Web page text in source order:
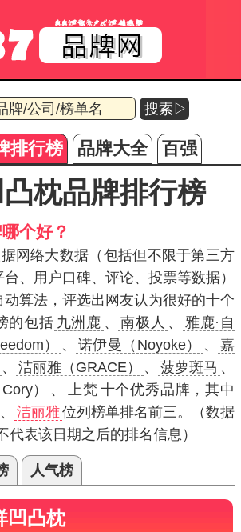
搜索▷
排行榜 品牌大全 百强
枕品牌排行榜
个好？
网络大数据（包括但不限于第三方
、用户口碑、评论、投票等数据）
算法，评选出网友认为很好的十个
的包括 九洲鹿 、 南极人 、
雅鹿·自
）
、 诺伊曼（Noyoke） 、
嘉
、 洁丽雅（GRACE） 、 菠萝斑马 、
） 、 上梵 十个优秀品牌，其中
、 洁丽雅位列榜单排名前三。（数据
代表该日期之后的排名信息）
人气榜
凹凸枕